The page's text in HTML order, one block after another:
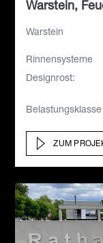
Warstein,
Warstein
Rinnensysteme
Designrost:
Belastungsklasse
ZUM